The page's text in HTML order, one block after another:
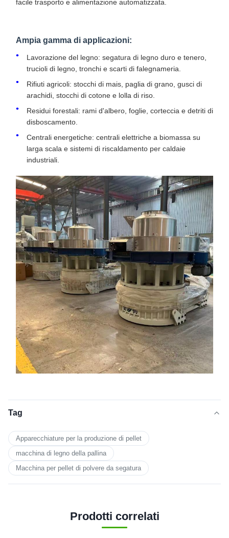
facile trasporto e alimentazione automatizzata.
Ampia gamma di applicazioni:
Lavorazione del legno: segatura di legno duro e tenero,
trucioli di legno, tronchi e scarti di falegnameria.
Rifiuti agricoli: stocchi di mais, paglia di grano, gusci di
arachidi, stocchi di cotone e lolla di riso.
Residui forestali: rami d'albero, foglie, corteccia e detriti di
disboscamento.
Centrali energetiche: centrali elettriche a biomassa su
larga scala e sistemi di riscaldamento per caldaie
industriali.
Tag
Apparecchiature per la produzione di pellet
macchina di legno della pallina
Macchina per pellet di polvere da segatura
Prodotti correlati